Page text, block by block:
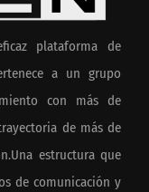
plataforma de
a un grupo
con más de
de más de
estructura que
de comunicación y